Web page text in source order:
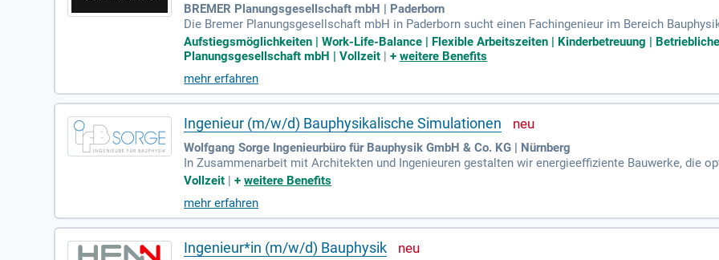
BREMER Planungsgesellschaft mbH | Paderborn
Die Bremer Planungsgesellschaft mbH in Paderborn sucht einen Fachingenieur im Bereich
schlüsselfertigen Industrie- und Gewerbebau bieten wir maßgeschneiderte Lösungen für unsere
n der Entwicklung bis zur schlüsselfertigen Übergabe. Mit über 1.400 engagierten Mitarbeitenden
EUR sind wir in Deutschland und darüber hinaus aktiv. In dieser Rolle gestalten Sie energieeffiziente
haben. Bewerben Sie sich jetzt und werden Sie Teil unseres erfolgreichen Teams!
Aufstiegsmöglichkeiten | Work-Life-Balance | Flexible Arbeitszeiten | Kinderbetreuung |
Planungsgesellschaft mbH | Vollzeit |+weitere Benefits
mehr erfahren
Ingenieur (m/w/d) Bauphysikalische Simulationen
Wolfgang Sorge Ingenieurbüro für Bauphysik GmbH & Co. KG | Nürnberg
In Zusammenarbeit mit Architekten und Ingenieuren gestalten wir energieeffiziente Bauwerke, die
aumakustik bieten. Unsere Philosophie setzt auf nachhaltige Lösungen für Investoren, Bauherren
d) für bauphysikalische Simulationen, die eigenverantwortlich Berechnungen und Beratungen
cklung komfortabler, energieeffizienter Gebäude und umfassender Energiekonzepte. Schließen Sie
Vollzeit |+weitere Benefits
mehr erfahren
Ingenieur*in (m/w/d) Bauphysik